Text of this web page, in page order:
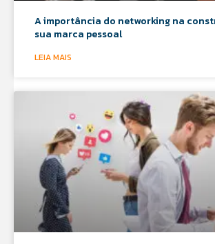
A importância do networking na
sua marca pessoal
LEIA MAIS